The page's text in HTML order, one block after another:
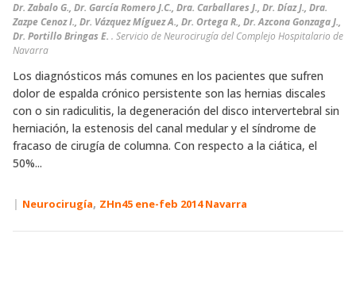
Dr. Zabalo G., Dr. García Romero J.C., Dra. Carballares J., Dr. Díaz J., Dra.
Zazpe Cenoz I., Dr. Vázquez Míguez A., Dr. Ortega R., Dr. Azcona Gonzaga J.,
Dr. Portillo Bringas E. . Servicio de Neurocirugía del Complejo Hospitalario de
Navarra
Los diagnósticos más comunes en los pacientes que sufren
dolor de espalda crónico persistente son las hernias discales
con o sin radiculitis, la degeneración del disco intervertebral sin
herniación, la estenosis del canal medular y el síndrome de
fracaso de cirugía de columna. Con respecto a la ciática, el
50%...
| Neurocirugía, ZHn45 ene-feb 2014 Navarra